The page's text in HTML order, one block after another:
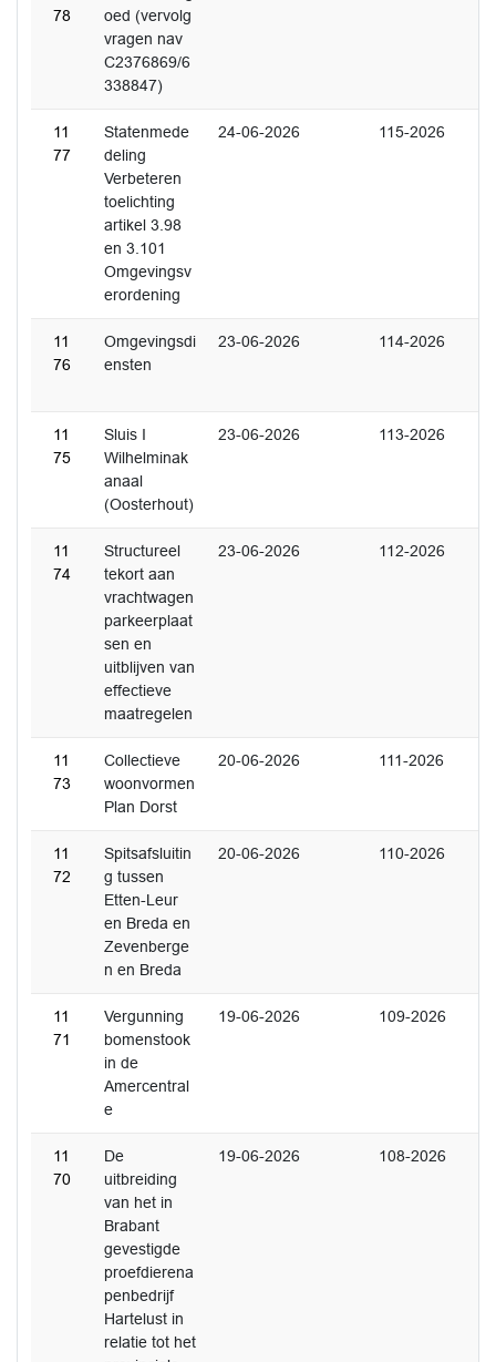
78
oed (vervolg
vragen nav
C2376869/6
338847)
11
77
Statenmede
deling
Verbeteren
toelichting
artikel 3.98
en 3.101
Omgevingsv
erordening
24-06-2026 115-2026
11
76
Omgevingsdi
ensten
23-06-2026 114-2026
11
75
Sluis I
Wilhelminak
anaal
(Oosterhout)
23-06-2026 113-2026
11
74
Structureel
tekort aan
vrachtwagen
parkeerplaat
sen en
uitblijven van
effectieve
maatregelen
23-06-2026 112-2026
11
73
Collectieve
woonvormen
Plan Dorst
20-06-2026 111-2026
11
72
Spitsafsluitin
g tussen
Etten-Leur
en Breda en
Zevenberge
n en Breda
20-06-2026 110-2026
11
71
Vergunning
bomenstook
in de
Amercentral
e
19-06-2026 109-2026
11
70
De
uitbreiding
van het in
Brabant
gevestigde
proefdierena
penbedrijf
Hartelust in
relatie tot het
19-06-2026 108-2026